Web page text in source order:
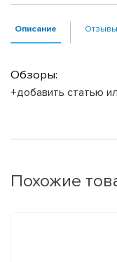
Описание Отзывы
Обзоры:
+добавить статью
Похожие